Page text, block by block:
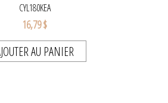
CYL180KEA
16,79 $
AU PANIER